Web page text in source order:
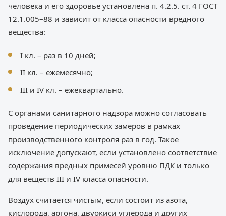
человека и его здоровье установлена п. 4.2.5. ст. 4 ГОСТ
12.1.005–88 и зависит от класса опасности вредного
вещества:
I кл. – раз в 10 дней;
II кл. – ежемесячно;
III и IV кл. – ежеквартально.
С органами санитарного надзора можно согласовать
проведение периодических замеров в рамках
производственного контроля раз в год. Такое
исключение допускают, если установлено соответствие
содержания вредных примесей уровню ПДК и только
для веществ III и IV класса опасности.
Воздух считается чистым, если состоит из азота,
кислорода, аргона, двуокиси углерода и других